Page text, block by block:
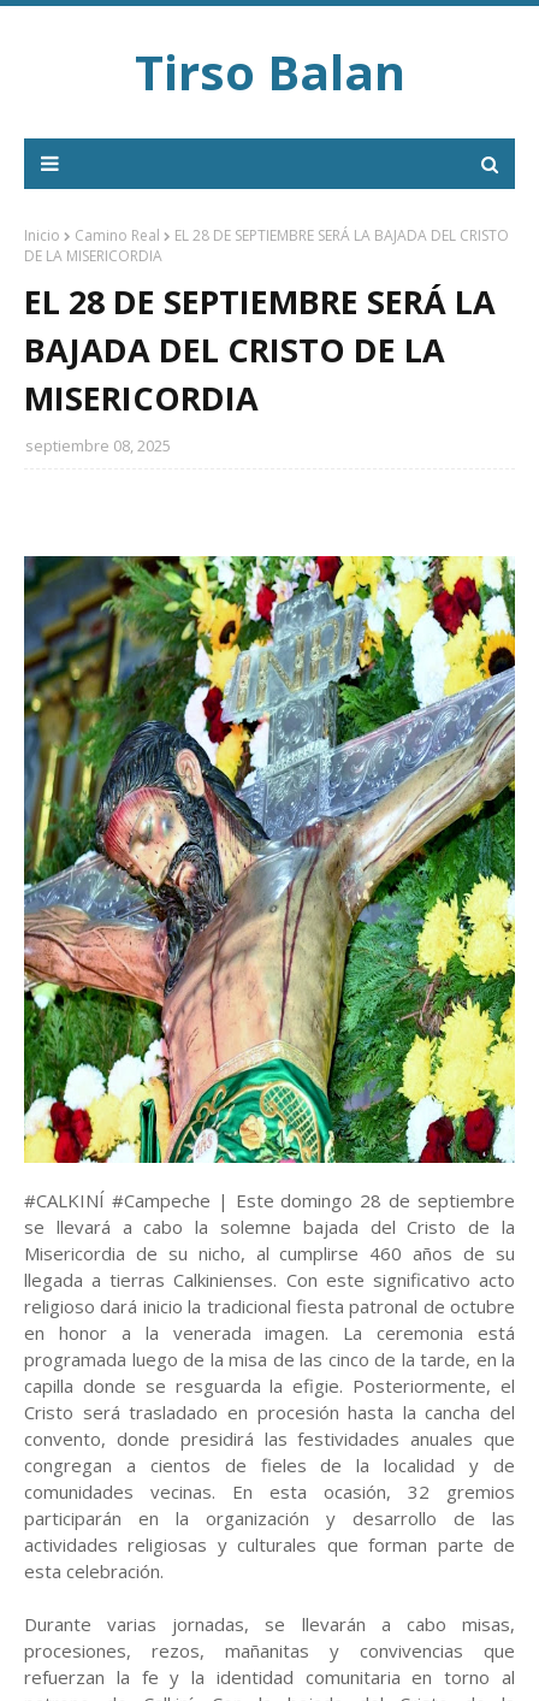
Tirso Balan
Inicio Camino Real
EL 28 DE SEPTIEMBRE SERÁ LA BAJADA DEL CRISTO
DE LA MISERICORDIA
EL 28 DE SEPTIEMBRE SERÁ LA
BAJADA DEL CRISTO DE LA
MISERICORDIA
septiembre 08, 2025
#CALKINÍ #Campeche | Este domingo 28 de septiembre
se llevará a cabo la solemne bajada del Cristo de la
Misericordia de su nicho, al cumplirse 460 años de su
llegada a tierras Calkinienses. Con este significativo acto
religioso dará inicio la tradicional fiesta patronal de octubre
en honor a la venerada imagen. La ceremonia está
programada luego de la misa de las cinco de la tarde, en la
capilla donde se resguarda la efigie. Posteriormente, el
Cristo será trasladado en procesión hasta la cancha del
convento, donde presidirá las festividades anuales que
congregan a cientos de fieles de la localidad y de
comunidades vecinas. En esta ocasión, 32 gremios
participarán en la organización y desarrollo de las
actividades religiosas y culturales que forman parte de
esta celebración.
Durante varias jornadas, se llevarán a cabo misas,
procesiones, rezos, mañanitas y convivencias que
refuerzan la fe y la identidad comunitaria en torno al